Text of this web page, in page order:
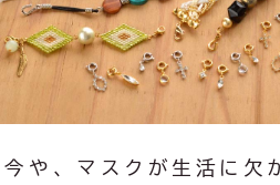
今や、マスクが生活に欠